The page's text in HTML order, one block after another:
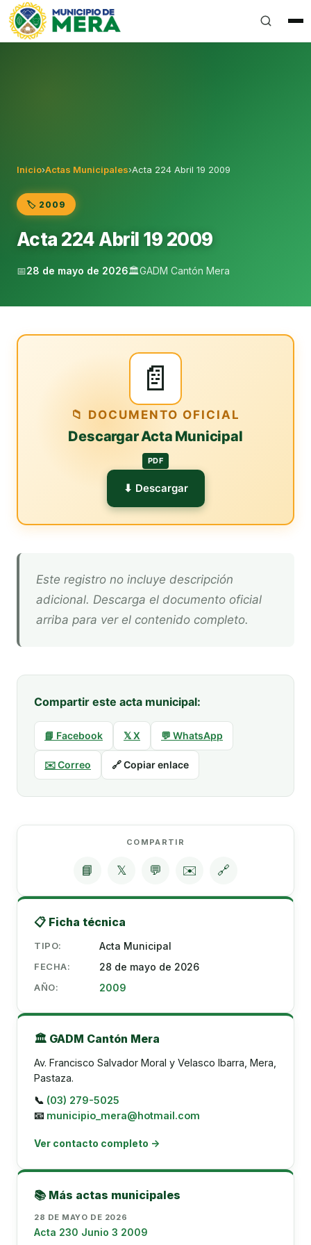
Gobierno Autónomo Descentralizado Municipal del
Inicio›Actas Municipales›Acta 224 Abril 19 2009
🏷️ 2009
Acta 224 Abril 19 2009
📅28 de mayo de 2026🏛️GADM Cantón Mera
📄
📁 DOCUMENTO OFICIAL
Descargar Acta Municipal
PDF
⬇ Descargar
Este registro no incluye descripción
adicional. Descarga el documento oficial
arriba para ver el contenido completo.
Compartir este acta municipal:
📘 Facebook 𝕏 X 💬 WhatsApp
✉️ Correo 🔗 Copiar enlace
COMPARTIR
📘 𝕏 💬 ✉️ 🔗
📋 Ficha técnica
TIPO: Acta Municipal
FECHA: 28 de mayo de 2026
AÑO: 2009
🏛️ GADM Cantón Mera
Av. Francisco Salvador Moral y Velasco Ibarra, Mera,
Pastaza.
📞 (03) 279-5025
📧 municipio_mera@hotmail.com
Ver contacto completo →
📚 Más actas municipales
28 DE MAYO DE 2026
Acta 230 Junio 3 2009